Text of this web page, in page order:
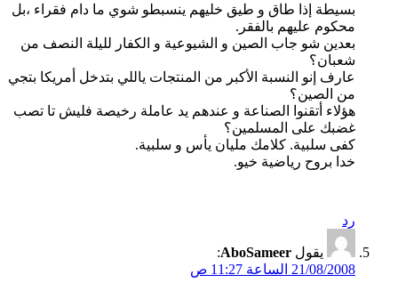
بسيطة إذا طاق و طيق خليهم ينسبطو شوي ما دام فقراء ،بل
محكوم عليهم بالفقر.
بعدين شو جاب الصين و الشيوعية و الكفار لليلة النصف من
شعبان؟
عارف إنو النسبة الأكبر من المنتجات ياللي بتدخل أمريكا بتجي
من الصين؟
هؤلاء أتقنوا الصناعة و عندهم يد عاملة رخيصة فليش تا تصب
غضبك على المسلمين؟
كفى سلبية. كلامك مليان يأس و سلبية.
خدا بروح رياضية خيو.
رد
يقول AboSameer
:
21/08/2008 الساعة 11:27 ص